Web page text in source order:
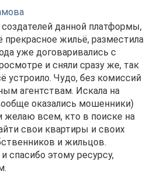
данной платформы,
прекрасное жильё, разместила
уже договаривались с
и сняли сразу же, так
устроило. Чудо, без комиссий
агентствам. Искала на
оказались мошенники)
желаю всем, кто в поиске на
свои квартиры и своих
и жильцов.
спасибо этому ресурсу,